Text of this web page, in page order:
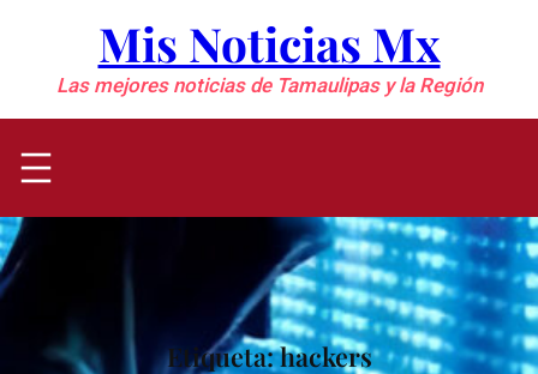
contenido
Mis Noticias Mx
Las mejores noticias de Tamaulipas y la Región
Etiqueta:hackers